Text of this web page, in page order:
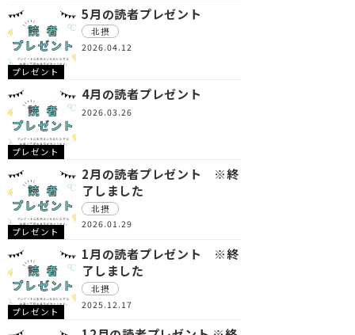
プレゼント
5月の読者プレゼント
北摂
2026.04.12
プレゼント
4月の読者プレゼント
2026.03.26
プレゼント
2月の読者プレゼント ※終
了しました
北摂
2026.01.29
プレゼント
1月の読者プレゼント ※終
了しました
北摂
2025.12.17